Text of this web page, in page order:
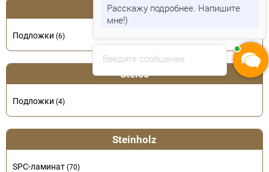
Solid
Подложки (6)
Steico
Подложки (4)
Steinholz
SPC-ламинат (70)
Введите сообщение
Расскажу подробнее. Напишите
мне!)